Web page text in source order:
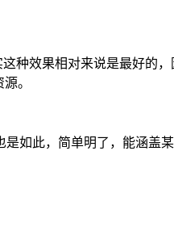
种效果相对来说是最好的
。
如此，简单明了，能涵盖某